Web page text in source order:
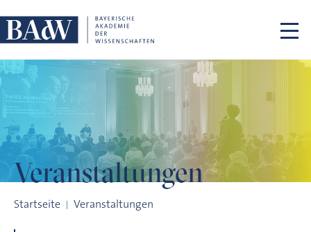
Veranstaltungen
Startseite Veranstaltungen